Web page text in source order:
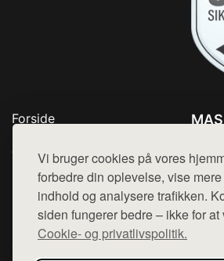
Vi bruger cookies på vores
forbedre din oplevelse, vise
indhold og analysere trafikken.
siden fungerer bedre – ikke for
Cookie- og privatlivspolitik.
Forside
Top Rabatter
Kontakt
Mail: